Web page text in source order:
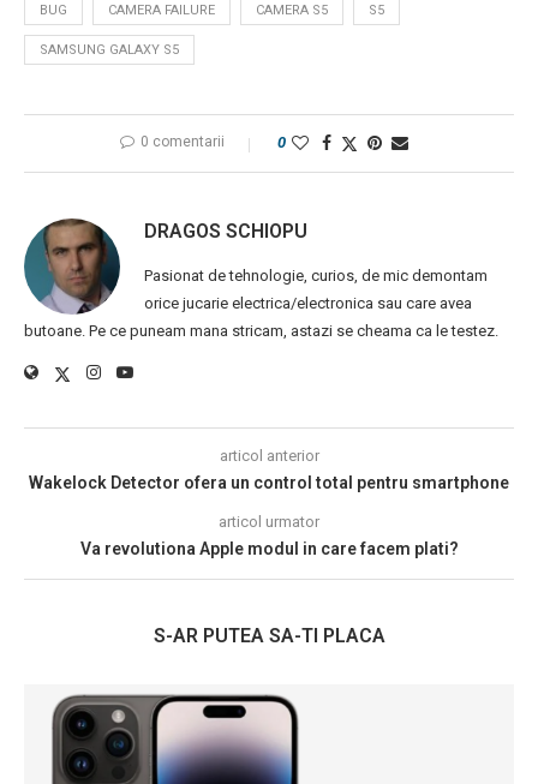
BUG CAMERA FAILURE CAMERA S5 S5
SAMSUNG GALAXY S5
0 comentarii 0
DRAGOS SCHIOPU
Pasionat de tehnologie, curios, de mic demontam
orice jucarie electrica/electronica sau care avea
butoane. Pe ce puneam mana stricam, astazi se cheama ca le testez.
articol anterior
Wakelock Detector ofera un control total pentru smartphone
articol urmator
Va revolutiona Apple modul in care facem plati?
S-AR PUTEA SA-TI PLACA